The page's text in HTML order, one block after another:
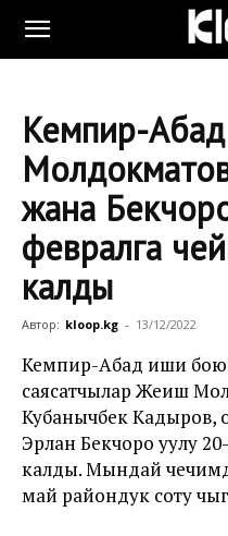
Кемпир-
жана
февралга
калды
Автор: kloop.kg - 13/12/2022
Кемпир-Абад иши
саясатчылар Жеңиш
Кубанычбек Кадыров,
Эрлан Бекчоро уулу
калды. Мындай
май райондук соту